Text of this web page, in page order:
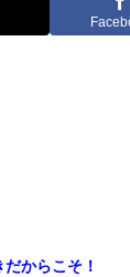
からこそ！